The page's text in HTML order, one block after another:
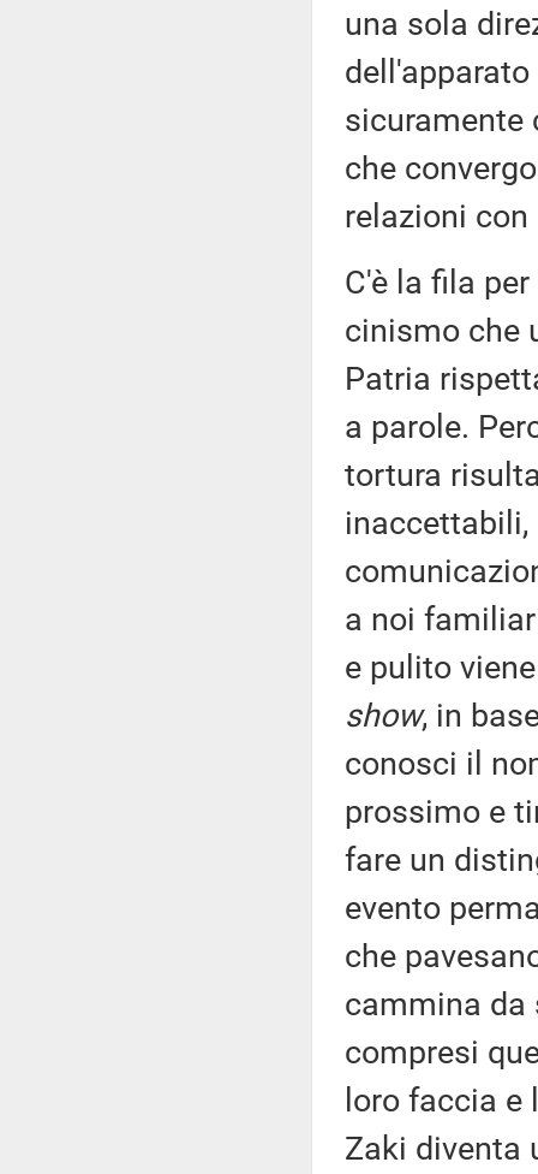
una sola
sicuramente
che
relazioni
C'è la fila
cinismo che
Patria
a parole.
tortura
a noi
e pulito
show, in
conosci il
prossimo e
fare un
evento
che
cammina da
compresi
loro faccia
Zaki diventa